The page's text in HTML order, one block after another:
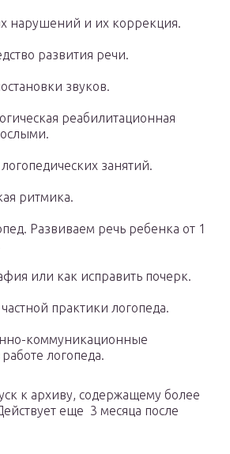
нарушений и их коррекция.
развития речи.
звуков.
реабилитационная
занятий.
ритмика.
Развиваем речь ребенка от 1
или как исправить почерк.
практики логопеда.
коммуникационные
логопеда.
к архиву, содержащему более
еще 3 месяца после